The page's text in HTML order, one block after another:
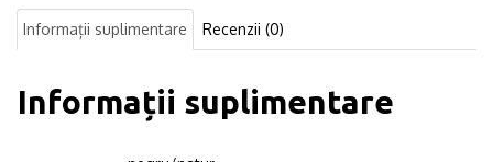
Informații suplimentare Recenzii (0)
Informații suplimentare